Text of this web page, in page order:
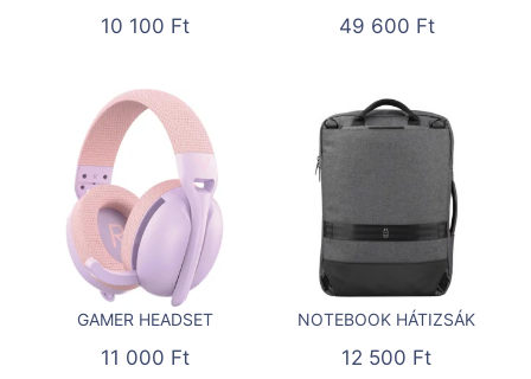
10 100 Ft 49 600 Ft
GAMER HEADSET
11 000 Ft
NOTEBOOK HÁTIZSÁK
12 500 Ft